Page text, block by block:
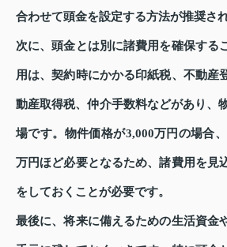
合わせて頭金を設定する方法が推奨さ
次に、頭金とは別に諸費用を確保する
用は、契約時にかかる印紙税、不動産
動産取得税、仲介手数料などがあり、
場です。物件価格が3,000万円の場合
万円ほど必要となるため、諸費用を見
をしておくことが必要です。
最後に、将来に備えるための生活資金